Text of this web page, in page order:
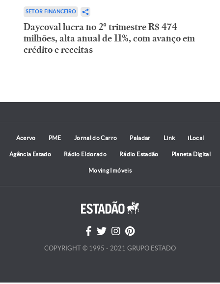
SETOR FINANCEIRO
Daycoval lucra no 2º trimestre R$ 474
milhões, alta anual de 11%, com avanço em
crédito e receitas
Acervo PME Jornal do Carro Paladar Link iLocal
Agência Estado Rádio Eldorado Rádio Estadão Planeta Digital
Moving Imóveis
COPYRIGHT © 1995 - 2021 GRUPO ESTADO